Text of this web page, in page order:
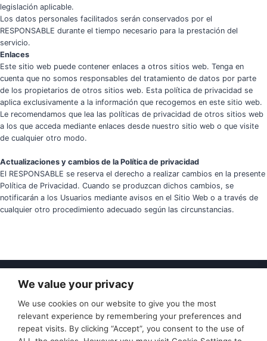
legislación aplicable.
Los datos personales facilitados serán conservados por el
RESPONSABLE durante el tiempo necesario para la prestación del
servicio.
Enlaces
Este sitio web puede contener enlaces a otros sitios web. Tenga en
cuenta que no somos responsables del tratamiento de datos por parte
de los propietarios de otros sitios web. Esta política de privacidad se
aplica exclusivamente a la información que recogemos en este sitio web.
Le recomendamos que lea las políticas de privacidad de otros sitios web
a los que acceda mediante enlaces desde nuestro sitio web o que visite
de cualquier otro modo.
Actualizaciones y cambios de la Política de privacidad
El RESPONSABLE se reserva el derecho a realizar cambios en la presente
Política de Privacidad. Cuando se produzcan dichos cambios, se
notificarán a los Usuarios mediante avisos en el Sitio Web o a través de
cualquier otro procedimiento adecuado según las circunstancias.
Excursiones
Condiciones de anulación
Política de privacidad
Condiciones de uso
Contacte con nosotros
We value your privacy
We use cookies on our website to give you the most
relevant experience by remembering your preferences and
repeat visits. By clicking “Accept”, you consent to the use of